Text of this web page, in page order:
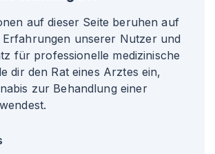
auf dieser Seite beruhen auf
Erfahrungen unserer Nutzer und
für professionelle medizinische
dir den Rat eines Arztes ein,
zur Behandlung einer